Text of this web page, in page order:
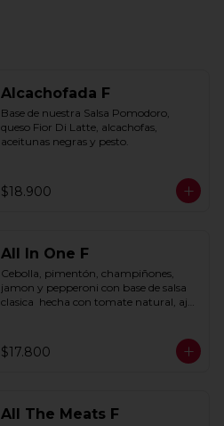
Alcachofada F
Base de nuestra Salsa Pomodoro,
queso Fior Di Latte, alcachofas,
aceitunas negras y pesto.
$18.900
All In One F
Cebolla, pimentón, champiñones,
jamon y pepperoni con base de salsa
clasica  hecha con tomate natural, ajo,
$17.800
All The Meats F